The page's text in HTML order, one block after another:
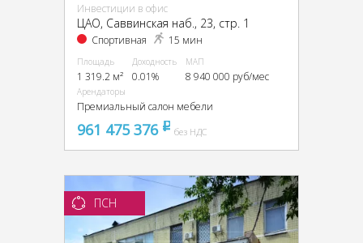
Инвестиции в офис
ЦАО, Саввинская наб., 23, стр. 1
Спортивная 15 мин
Площадь
1 319.2 м²
Доходность
0.01%
МАП
8 940 000 руб/мес
Арендаторы
Премиальный салон мебели
961 475 376 pуббез НДС
ПСН